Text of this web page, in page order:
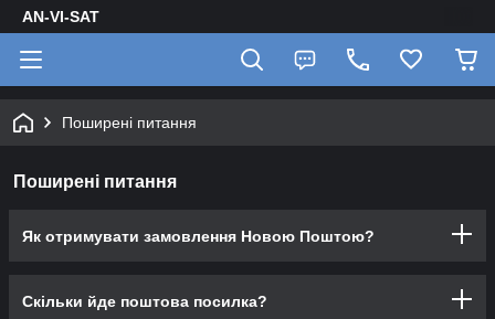
AN-VI-SAT
Поширені питання
Поширені питання
Як отримувати замовлення Новою Поштою?
Скільки йде поштова посилка?